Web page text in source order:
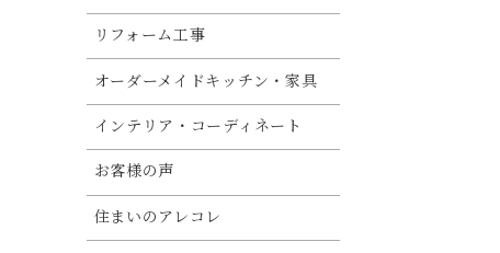
リフォーム工事
オーダーメイドキッチン・家具
インテリア・コーディネート
お客様の声
住まいのアレコレ